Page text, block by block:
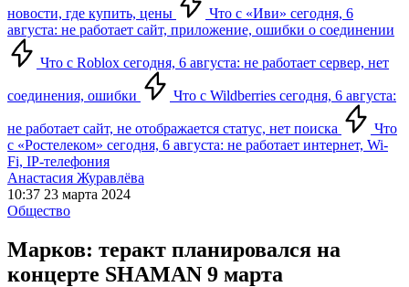
новости, где купить, цены
Что с «Иви» сегодня, 6
августа: не работает сайт, приложение, ошибки о соединении
Что с Roblox сегодня, 6 августа: не работает сервер, нет
соединения, ошибки Что с Wildberries сегодня, 6 августа:
не работает сайт, не отображается статус, нет поиска
Что
с «Ростелеком» сегодня, 6 августа: не работает интернет, Wi-
Fi, IP-телефония
Анастасия Журавлёва
10:37 23 марта 2024
Общество
Марков: теракт планировался на
концерте SHAMAN 9 марта